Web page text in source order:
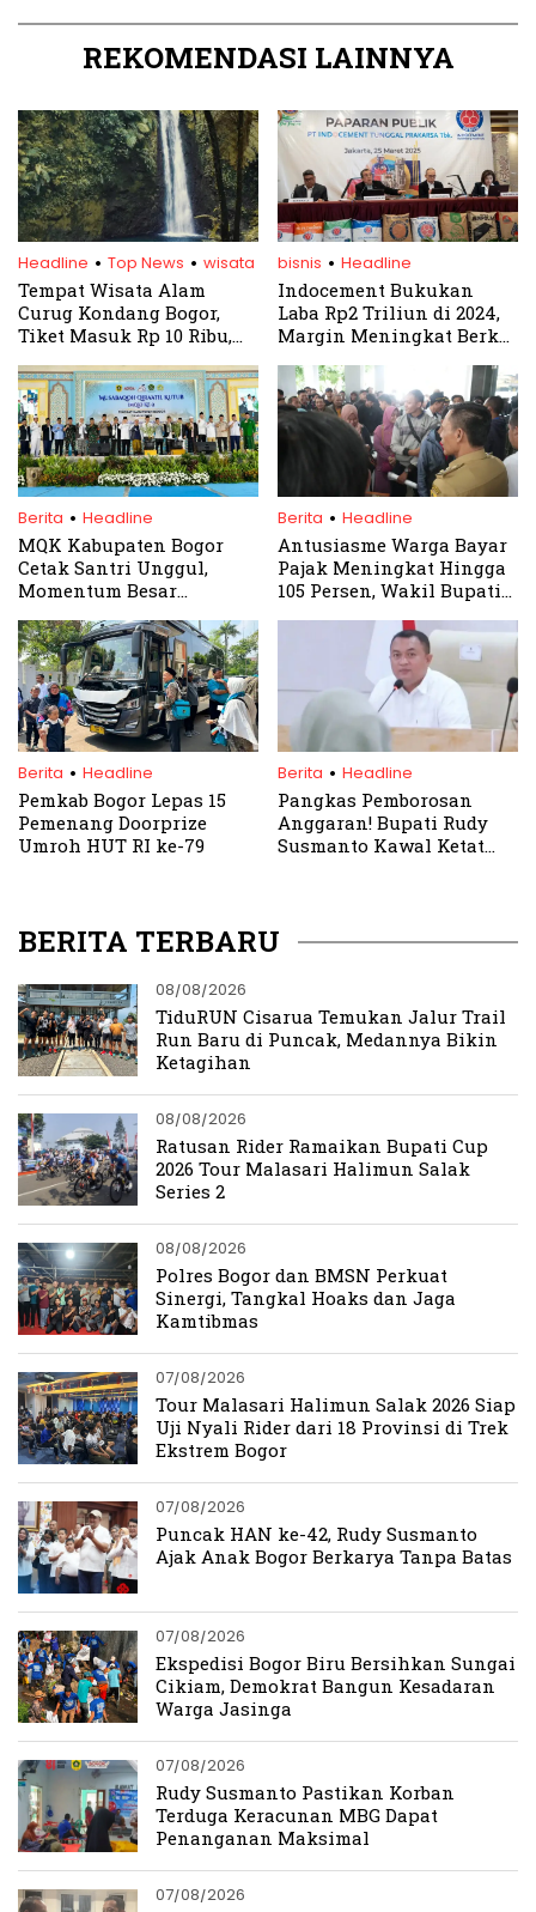
REKOMENDASI LAINNYA
Headline . Top News . wisata
Tempat Wisata Alam
Curug Kondang Bogor,
Tiket Masuk Rp 10 Ribu,
Camping yang
Menakjubkan
bisnis . Headline
Indocement Bukukan
Laba Rp2 Triliun di 2024,
Margin Meningkat Berkat
Berita . Headline
MQK Kabupaten Bogor
Cetak Santri Unggul,
Momentum Besar
Rabbani
Berita . Headline
Antusiasme Warga Bayar
Pajak Meningkat Hingga
105 Persen, Wakil Bupati
Pelayanan Samsat
Berita . Headline
Pemkab Bogor Lepas 15
Pemenang Doorprize
Umroh HUT RI ke-79
Berita . Headline
Pangkas Pemborosan
Anggaran! Bupati Rudy
Susmanto Kawal Ketat
BERITA TERBARU
08/08/2026
TiduRUN Cisarua Temukan Jalur Trail
Run Baru di Puncak, Medannya Bikin
Ketagihan
08/08/2026
Ratusan Rider Ramaikan Bupati Cup
2026 Tour Malasari Halimun Salak
Series 2
08/08/2026
Polres Bogor dan BMSN Perkuat
Sinergi, Tangkal Hoaks dan Jaga
Kamtibmas
07/08/2026
Tour Malasari Halimun Salak 2026 Siap
Uji Nyali Rider dari 18 Provinsi di Trek
Ekstrem Bogor
07/08/2026
Puncak HAN ke-42, Rudy Susmanto
Ajak Anak Bogor Berkarya Tanpa Batas
07/08/2026
Ekspedisi Bogor Biru Bersihkan Sungai
Cikiam, Demokrat Bangun Kesadaran
Warga Jasinga
07/08/2026
Rudy Susmanto Pastikan Korban
Terduga Keracunan MBG Dapat
Penanganan Maksimal
07/08/2026